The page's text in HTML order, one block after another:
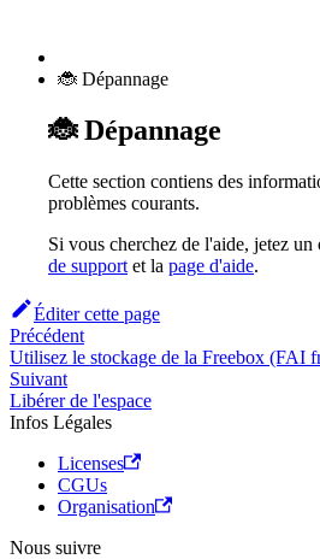
🐞 Dépannage
🐞 Dépannage
Cette section contiens des
problèmes courants.
Si vous cherchez de l'aide, jetez un
de support et la page d'aide.
Éditer cette page
Précédent
Utilisez le stockage de la Freebox (FAI
Suivant
Libérer de l'espace
Infos Légales
Licenses
CGUs
Organisation
Nous suivre